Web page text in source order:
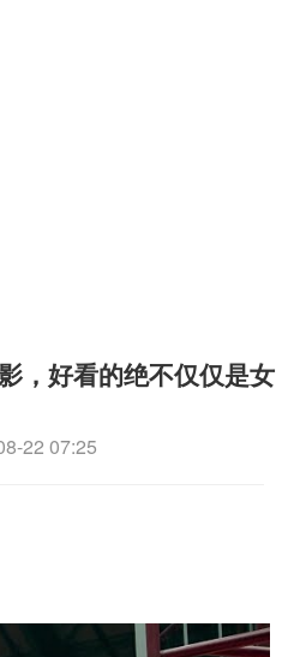
，好看的绝不仅仅是女
22 07:25